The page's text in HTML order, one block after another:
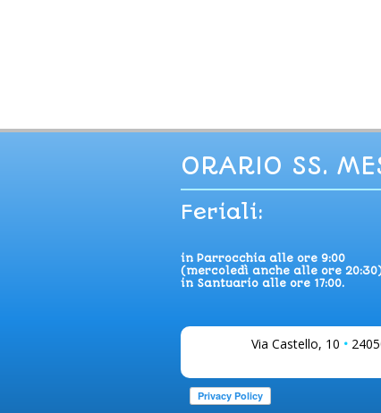
ORARIO SS.
Feriali:
in Parrocchia alle ore 9:00
(mercoledì anche alle ore
in Santuario alle ore 17:00.
Via Castello, 10 •